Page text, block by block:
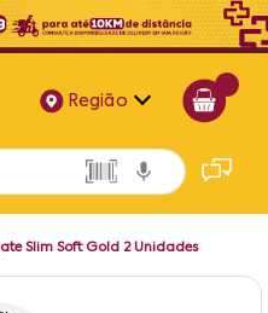
Região
Alagoas
Bahia
Slim Soft Gold 2 Unidades